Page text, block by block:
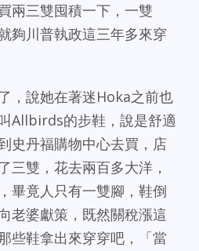
兩三雙囤積一下，一雙
夠川普執政這三年多來穿
，說她在著迷Hoka之前也
Allbirds的步鞋，說是舒適
史丹福購物中心去買，店
三雙，花去兩百多大洋，
畢竟人只有一雙腳，鞋倒
老婆獻策，既然關稅漲這
些鞋拿出來穿穿吧，「當